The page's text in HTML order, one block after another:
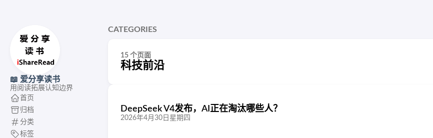
📖 爱分享读书
用阅读拓展认知边界
首页
归档
分类
标签
CATEGORIES
15 个页面
科技前沿
DeepSeek V4发布，AI正在淘汰哪些人？
2026年4月30日星期四